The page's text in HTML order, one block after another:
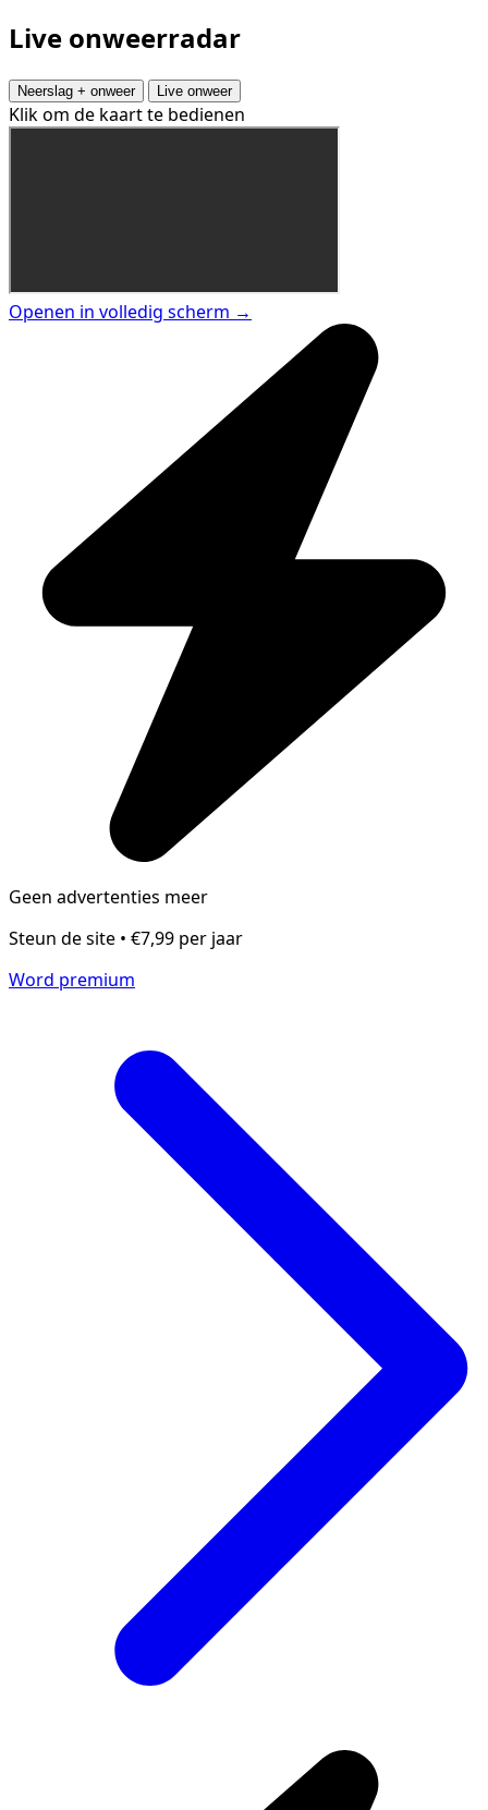
Live onweerradar
Neerslag + onweer Live onweer
Klik om de kaart te bedienen
Openen in volledig scherm →
Geen advertenties meer
Steun de site • €7,99 per jaar
Word premium